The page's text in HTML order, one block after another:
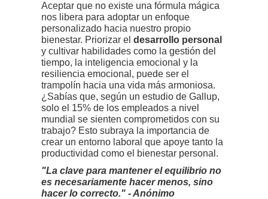
Aceptar que no existe una fórmula mágica
nos libera para adoptar un enfoque
personalizado hacia nuestro propio
bienestar. Priorizar el desarrollo personal
y cultivar habilidades como la gestión del
tiempo, la inteligencia emocional y la
resiliencia emocional, puede ser el
trampolín hacia una vida más armoniosa.
¿Sabías que, según un estudio de Gallup,
solo el 15% de los empleados a nivel
mundial se sienten comprometidos con su
trabajo? Esto subraya la importancia de
crear un entorno laboral que apoye tanto la
productividad como el bienestar personal.
"La clave para mantener el equilibrio no
es necesariamente hacer menos, sino
hacer lo correcto." - Anónimo